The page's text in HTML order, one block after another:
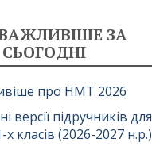
ЗА
СЬОГОДНІ
про НМТ 2026
версії підручників для
х класів (2026-2027 н.р.)